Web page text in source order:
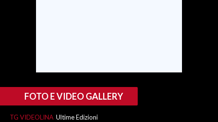
FOTO E VIDEO GALLERY
TG VIDEOLINA Ultime Edizioni